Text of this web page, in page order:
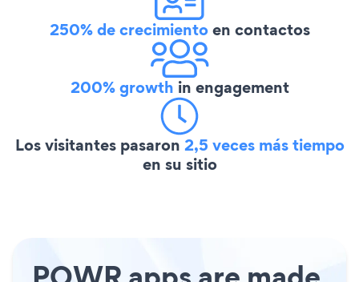
250% de crecimientoen contactos
200% growth in engagement
Los visitantes pasaron 2,5 veces más tiempo
en su sitio